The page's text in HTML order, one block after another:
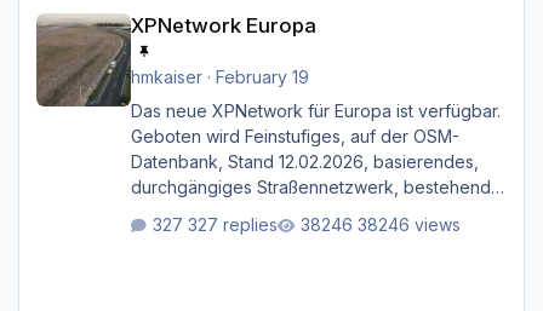
XPNetwork Europa
hmkaiser· February 19
Das neue XPNetwork für Europa ist verfügbar.
Geboten wird Feinstufiges, auf der OSM-
Datenbank, Stand 12.02.2026, basierendes,
durchgängiges Straßen­netzwerk, bestehend
sekundären, tertiären und sonstigen Straßen,
327 replies 38246 views